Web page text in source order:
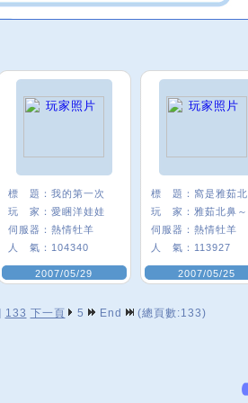
標 題： 我的第一次
玩 家： 愛睏洋娃娃
伺服器： 熱情牡羊
人 氣： 104340
2007/05/29
標 題：
玩 家： 雅茹北鼻～
伺服器： 熱情牡羊
人 氣： 113927
2007/05/25
133 下一頁 5 End (總頁數:133)